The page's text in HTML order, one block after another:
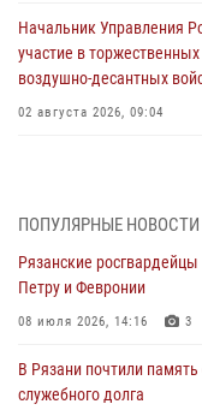
Начальник Управления
участие в
воздушно-десантных
02 августа 2026, 09:04
Для детей рязанских
экскурсию по
В Управлении Росгвардии
ПОПУЛЯРНЫЕ НОВОСТИ
Рязанские
Петру и Февронии
08 июля 2026, 14:16 3
В Рязани почтили
служебного долга